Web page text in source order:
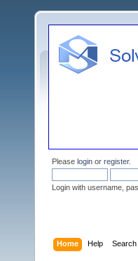
Please login or register.
Login with username,
Home Help Search